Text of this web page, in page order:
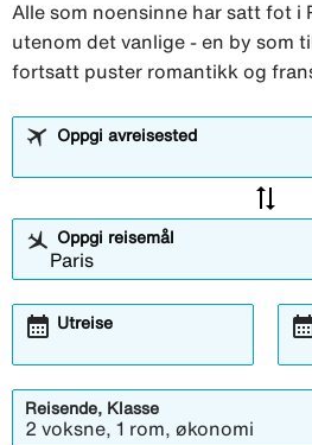
Alle som noensinne har satt fot i
utenom det vanlige - en by som
fortsatt puster romantikk og
Oppgi avreisested
sync_alt
Oppgi reisemål
Utreise
calendar_month
Reisende, Klasse
2 voksne, 1 rom, økonomi